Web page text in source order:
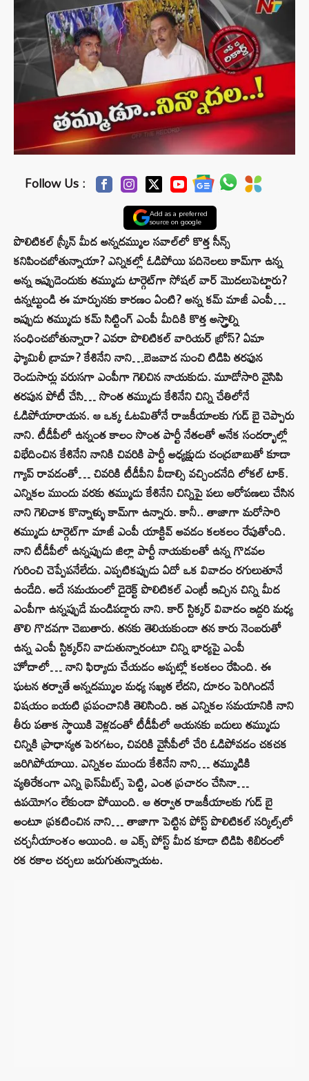
Follow Us :
Add as a preferred
source on google
పొలిటికల్‌ స్క్రీన్‌ మీద అన్నదమ్ముల సవాల్‌లో కొత్త సీన్స్‌
కనిపించబోతున్నాయా? ఎన్నికల్లో ఓడిపోయి పదినెలలు కామ్‌గా ఉన్న
అన్న ఇప్పుడెందుకు తమ్ముడు టార్గెట్‌గా సోషల్‌ వార్‌ మొదలుపెట్టారు?
ఉన్నట్టుండి ఈ మార్పునకు కారణం ఏంటి? అన్న కమ్‌ మాజీ ఎంపీ…
ఇప్పుడు తమ్ముడు కమ్‌ సిట్టింగ్‌ ఎంపీ మీదికి కొత్త అస్త్రాల్ని
సంధించబోతున్నారా? ఎవరా పొలిటికల్‌ వారియర్‌ బ్రోస్‌? ఏమా
ఫ్యామిలీ డ్రామా? కేశినేని నాని…బెజవాడ నుంచి టిడిపి తరఫున
రెండుసార్లు వరుసగా ఎంపీగా గెలిచిన నాయకుడు. మూడోసారి వైసిపి
తరపున పోటీ చేసి… సొంత తమ్ముడు కేశినేని చిన్ని చేతిలోనే
ఓడిపోయారాయన. ఆ ఒక్క ఓటమితోనే రాజకీయాలకు గుడ్ బై చెప్పారు
నాని. టీడీపీలో ఉన్నంత కాలం సొంత పార్టీ నేతలతో అనేక సందర్భాల్లో
విభేదించిన కేశినేని నానికి చివరికి పార్టీ అధ్యక్షుడు చంద్రబాబుతో కూడా
గ్యాప్ రావడంతో… చివరికి టీడీపీని వీడాల్సి వచ్చిందనేది లోకల్ టాక్.
ఎన్నికల ముందు వరకు తమ్ముడు కేశినేని చిన్నిపై పలు ఆరోపణలు చేసిన
నాని గెలిచాక కొన్నాళ్ళు కామ్‌గా ఉన్నారు. కానీ.. తాజాగా మరోసారి
తమ్ముడు టార్గెట్‌గా మాజీ ఎంపీ యాక్టివ్‌ అవడం కలకలం రేపుతోంది.
నాని టీడీపీలో ఉన్నప్పుడు జిల్లా పార్టీ నాయకులతో ఉన్న గొడవల
గురించి చెప్పేపనేలేదు. ఎప్పటికప్పుడు ఏదో ఒక వివాదం రగులుతూనే
ఉండేది. అదే సమయంలో డైరెక్ట్‌ పొలిటికల్ ఎంట్రీ ఇచ్చిన చిన్ని మీద
ఎంపీగా ఉన్నప్పుడే మండిపడ్డారు నాని. కార్ స్టిక్కర్ వివాదం ఇద్దరి మధ్య
తొలి గొడవగా చెబుతారు. తనకు తెలియకుండా తన కారు నెంబరుతో
ఉన్న ఎంపీ స్టిక్కర్‌ని వాడుతున్నారంటూ చిన్ని భార్యపై ఎంపీ
హోదాలో… నాని ఫిర్యాదు చేయడం అప్పట్లో కలకలం రేపింది. ఈ
ఘటన తర్వాతే అన్నదమ్ముల మధ్య సఖ్యత లేదని, దూరం పెరిగిందనే
విషయం బయటి ప్రపంచానికి తెలిసింది. ఇక ఎన్నికల సమయానికి నాని
తీరు పతాక స్థాయికి వెళ్లడంతో టీడీపీలో ఆయనకు బదులు తమ్ముడు
చిన్నికి ప్రాధాన్యత పెరగటం, చివరికి వైసీపీలో చేరి ఓడిపోవడం చకచక
జరిగిపోయాయి. ఎన్నికల ముందు కేశినేని నాని… తమ్ముడికి
వ్యతిరేకంగా ఎన్ని ప్రెస్‌మీట్స్‌ పెట్టి, ఎంత ప్రచారం చేసినా…
ఉపయోగం లేకుండా పోయింది. ఆ తర్వాత రాజకీయాలకు గుడ్ బై
అంటూ ప్రకటించిన నాని… తాజాగా పెట్టిన పోస్ట్ పొలిటికల్ సర్కిల్స్‌లో
చర్చనీయాంశం అయింది. ఆ ఎక్స్‌ పోస్ట్‌ మీద కూడా టిడిపి శిబిరంలో
రక రకాల చర్చలు జరుగుతున్నాయట.